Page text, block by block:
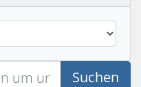
Suchen